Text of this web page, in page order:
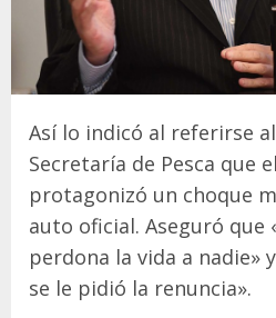
Así lo indicó al referirse
Secretaría de Pesca que
protagonizó un choque
auto oficial. Aseguró que
perdona la vida a nadie»
se le pidió la renuncia».